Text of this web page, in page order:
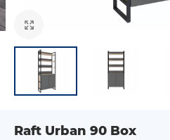
Raft Urban 90 Box